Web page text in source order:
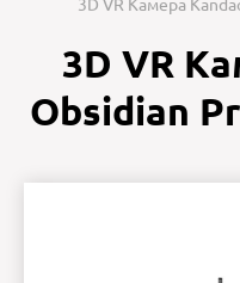
3D VR Камера
3D VR
Obsidian